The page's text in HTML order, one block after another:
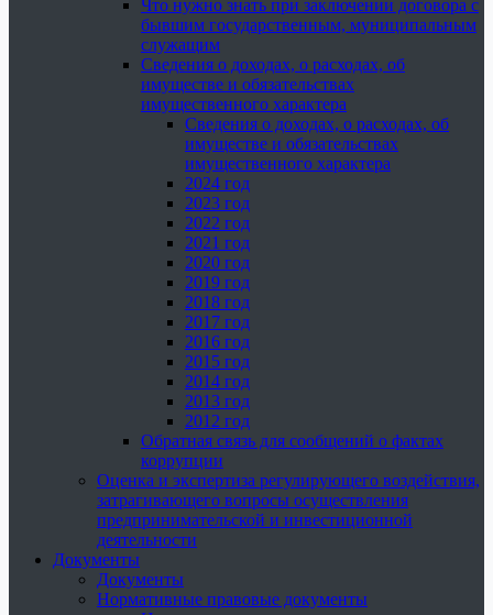
Что нужно знать при заключении договора с
бывшим государственным, муниципальным
служащим
Сведения о доходах, о расходах, об
имуществе и обязательствах
имущественного характера
Сведения о доходах, о расходах, об
имуществе и обязательствах
имущественного характера
2024 год
2023 год
2022 год
2021 год
2020 год
2019 год
2018 год
2017 год
2016 год
2015 год
2014 год
2013 год
2012 год
Обратная связь для сообщений о фактах
коррупции
Оценка и экспертиза регулирующего воздействия,
затрагивающего вопросы осуществления
предпринимательской и инвестиционной
деятельности
Документы
Документы
Нормативные правовые документы